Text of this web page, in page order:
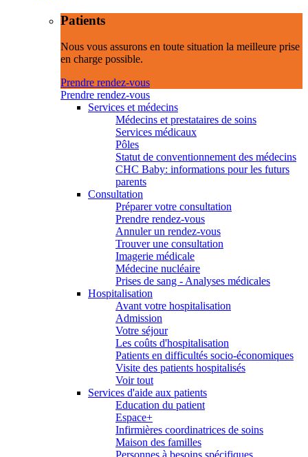
Patients
Nous vous assurons en toute situation la meilleure prise
en charge possible.
Prendre rendez-vous
Prendre rendez-vous
Services et médecins
Médecins et prestataires de soins
Services médicaux
Pôles
Statut de conventionnement des médecins
CHC Baby: informations pour les futurs
parents
Consultation
Préparer votre consultation
Prendre rendez-vous
Annuler un rendez-vous
Trouver une consultation
Imagerie médicale
Médecine nucléaire
Prises de sang - Analyses médicales
Hospitalisation
Avant votre hospitalisation
Admission
Votre séjour
Les coûts d'hospitalisation
Patients en difficultés socio-économiques
Visite des patients hospitalisés
Voir tout
Services d'aide aux patients
Education du patient
Espace+
Infirmières coordinatrices de soins
Maison des familles